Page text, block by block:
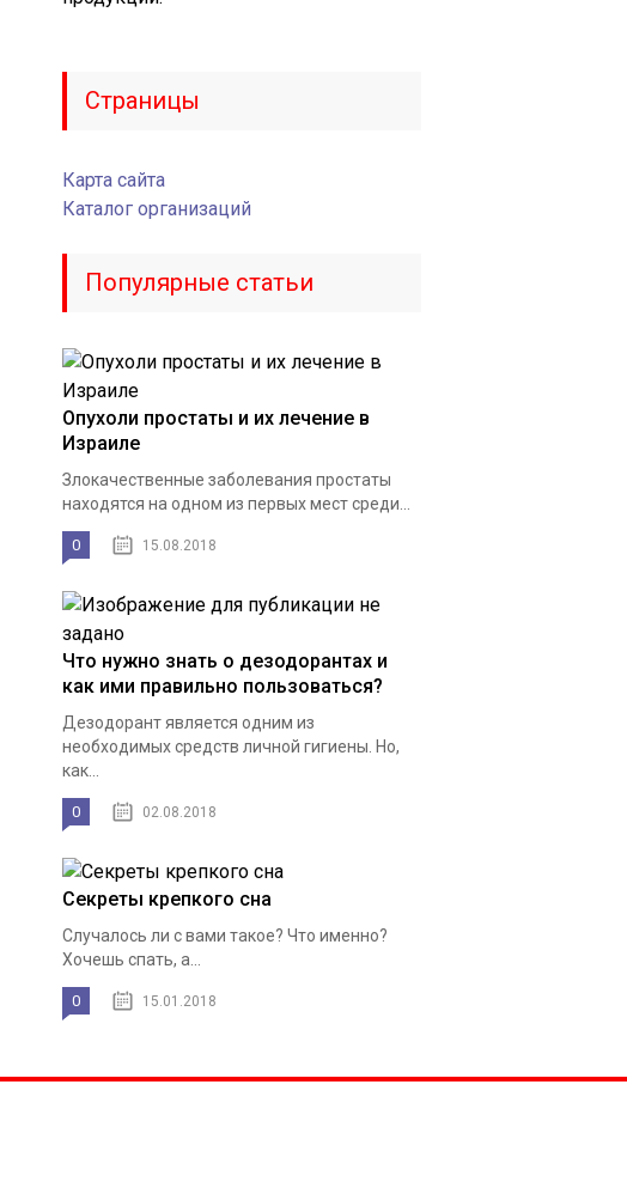
Страницы
Карта сайта
Каталог организаций
Популярные статьи
Опухоли простаты и их лечение в
Израиле
Злокачественные заболевания простаты
находятся на одном из первых мест среди...
0 15.08.2018
Что нужно знать о дезодорантах и
как ими правильно пользоваться?
Дезодорант является одним из
необходимых средств личной гигиены. Но,
как...
0 02.08.2018
Секреты крепкого сна
Случалось ли с вами такое? Что именно?
Хочешь спать, а...
0 15.01.2018